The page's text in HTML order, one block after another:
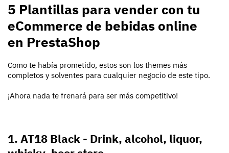
5 Plantillas para vender con tu
eCommerce de bebidas online
en PrestaShop
Como te había prometido, estos son los themes más
completos y solventes para cualquier negocio de este tipo.
¡Ahora nada te frenará para ser más competitivo!
1. AT18 Black - Drink, alcohol, liquor,